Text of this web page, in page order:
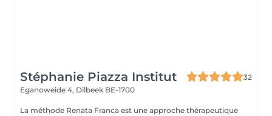
Stéphanie Piazza Institut
32
Eganoweide 4, Dilbeek BE-1700
La méthode Renata Franca est une approche thérapeutique